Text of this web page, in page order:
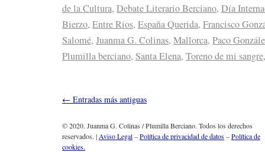
de la Cultura, Debate Literario Berciano, Día
Bierzo, Entre Ríos, España Querida, Francisco
Salomé, Juanma G. Colinas, Mallorca, Paco
Plumilla berciano, Santa Elena, Toreno de mi sangre
← Entradas más antiguas
© 2020. Juanma G. Colinas / Plumilla Berciano. Todos los derechos
reservados. | Aviso Legal–Política de privacidad de datos–Política de
cookies.